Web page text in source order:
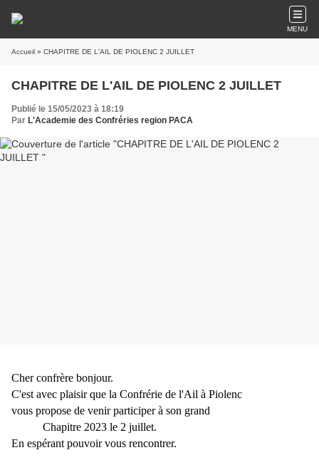
MENU
Accueil » CHAPITRE DE L'AIL DE PIOLENC 2 JUILLET
CHAPITRE DE L'AIL DE PIOLENC 2 JUILLET
Publié le 15/05/2023 à 18:19
Par L'Academie des Confréries region PACA
Cher confrère bonjour.
C'est avec plaisir que la Confrérie de l'Ail à Piolenc
vous propose de venir participer à son grand
Chapitre 2023 le 2 juillet.
En espérant pouvoir vous rencontrer.